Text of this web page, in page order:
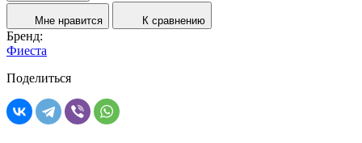
Мне нравится К сравнению
Бренд:
Фиеста
Поделиться